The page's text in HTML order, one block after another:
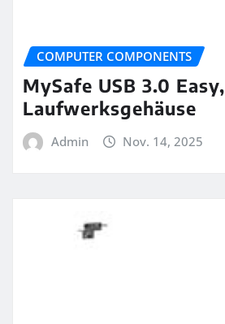
COMPUTER COMPONENTS
MySafe USB 3.0 Easy,
Laufwerksgehäuse
Admin Nov. 14, 2025